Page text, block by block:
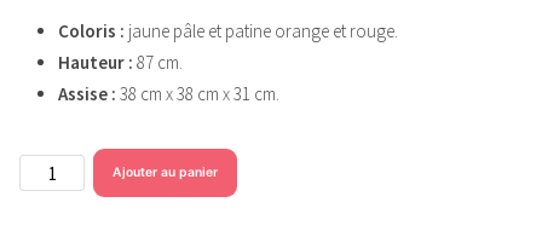
Coloris : jaune pâle et patine orange et rouge.
Hauteur : 87 cm.
Assise : 38 cm x 38 cm x 31 cm.
quantité
Ajouter au panier